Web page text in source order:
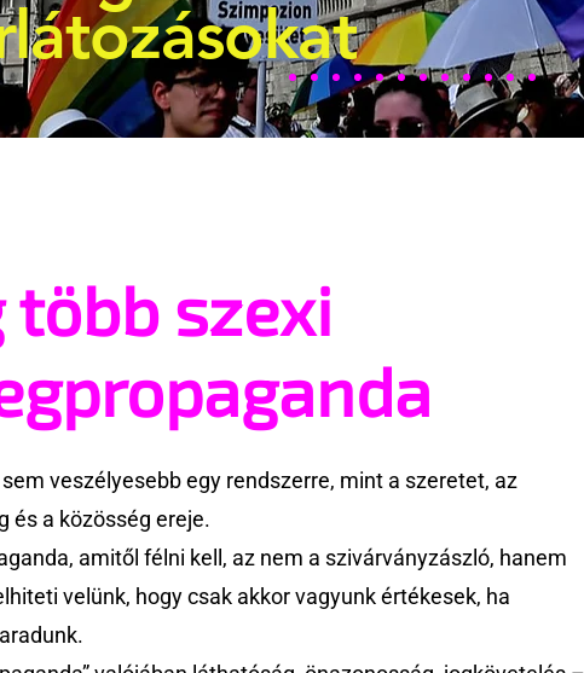
több szexi
veszélyesebb egy rendszerre, mint a szeretet, az
és a közösség ereje.
amitől félni kell, az nem a szivárványzászló, hanem
velünk, hogy csak akkor vagyunk értékesek, ha